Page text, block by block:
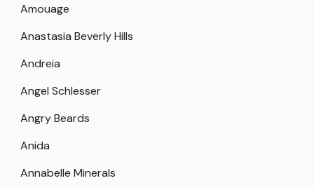
Amouage
Anastasia Beverly Hills
Andreia
Angel Schlesser
Angry Beards
Anida
Annabelle Minerals